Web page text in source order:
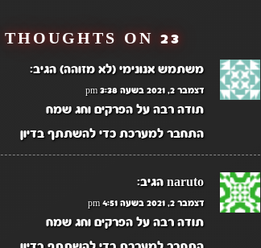
23 THOUGHTS ON “
משתמש אנונימי (לא מזוהה) הגיב:
דצמבר 2, 2021 בשעה 3:38 pm
תודה רבה על הפרקים וחג שמח
התחבר למערכת כדי להשתתף בדיון
naruto הגיב:
דצמבר 2, 2021 בשעה 4:51 pm
תודה רבה על הפרקים וחג שמח